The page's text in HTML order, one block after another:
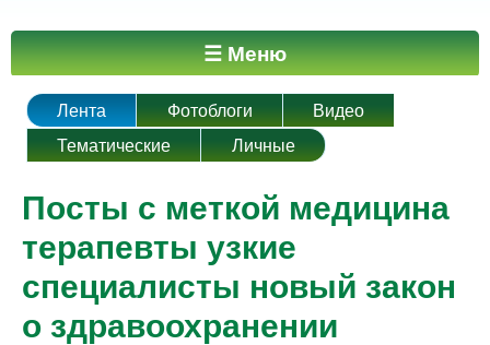
Главное меню ☰ Меню
Лента Фотоблоги
Видео
Тематические
Личные
Посты с меткой медицина
терапевты узкие
специалисты новый закон
о здравоохранении